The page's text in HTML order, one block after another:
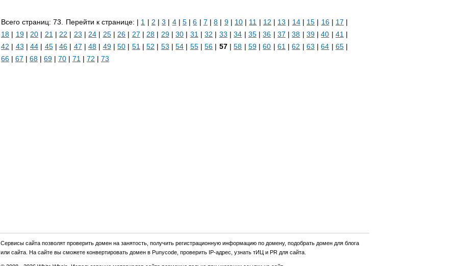
Всего страниц: 73. Перейти к странице: | 1 | 2 |3 | 4|5 |6 | 7 |8 | 9| 10 | 11 | 12 | 13 | 14| 15 | 16| 17 |
18 | 19| 20 | 21 | 22 | 23 | 24 | 25| 26 | 27 | 28 | 29|30 | 31 |32 | 33 |34 | 35|36 | 37 |38 | 39|40 | 41 |
42 | 43 |44 | 45|46 | 47 |48 | 49|50 | 51 |52 | 53 |54 | 55|56 | 57|58 | 59|60 | 61 |62 | 63 |64 | 65|
66 | 67 | 68 | 69 | 70 | 71 | 72 | 73
Cервиcы сайта позволят проверить домен на занятость, получить регистрационную информацию по домену, подобрать домен для блога
или сайта. На сайте вы сможете конвертировать домен в Punycode, проверить IP-адрес, узнать тИЦ и PR для сайта.